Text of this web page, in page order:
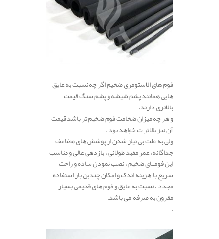
فوم های الاستومری ضخیم اگر چه نسبت به عایق
هایی همانند پشم شیشه و پشم سنگ قیمت
بالاتری دارند.
و هر چه میزان ضخامت فوم ضخیم تر باشد قیمت
آن نیز بالاتر ت خواهد بود .
ولی به علت بی نیاز شدن از پوشش های مضاعف
جداگانه، عمر مفید طولانی ، بازدهی عالی و مناسب
این فومهای ضخیم ، نصب نمودن ساده و راحت
سریع با هزینه اندک و امکان چندین بار استفاده
مجدد ، نسبت به عایق و فوم های قدیمی بسیار
مقرون به صرفه می باشد.
.